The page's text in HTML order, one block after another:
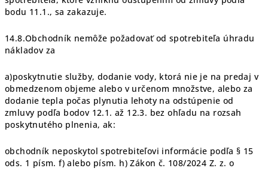
bodu 11.1., sa zakazuje.
14.8.Obchodník nemôže požadovať od spotrebiteľa úhradu
nákladov za
a)poskytnutie služby, dodanie vody, ktorá nie je na predaj v
obmedzenom objeme alebo v určenom množstve, alebo za
dodanie tepla počas plynutia lehoty na odstúpenie od
zmluvy podľa bodov 12.1. až 12.3. bez ohľadu na rozsah
poskytnutého plnenia, ak:
obchodník neposkytol spotrebiteľovi informácie podľa § 15
ods. 1 písm. f) alebo písm. h) Zákon č. 108/2024 Z. z. o